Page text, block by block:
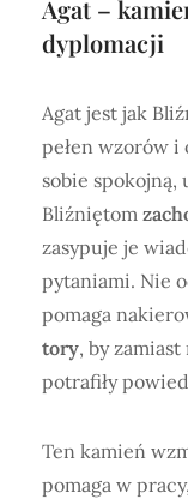
Agat –
dyplomacji
Agat jest jak
pełen wzorów i
sobie spokojną,
Bliźniętom
zasypuje je
pytaniami. Nie
pomaga
tory, by
potrafiły
Ten kamień
pomaga w